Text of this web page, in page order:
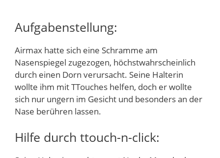
Aufgabenstellung:
Airmax hatte sich eine Schramme am
Nasenspiegel zugezogen, höchstwahrscheinlich
durch einen Dorn verursacht. Seine Halterin
wollte ihm mit TTouches helfen, doch er wollte
sich nur ungern im Gesicht und besonders an der
Nase berühren lassen.
Hilfe durch ttouch-n-click: